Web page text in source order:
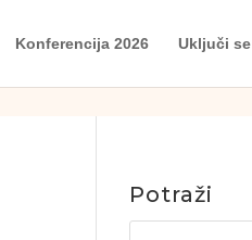
Konferencija 2026 Uključi se
Potraži